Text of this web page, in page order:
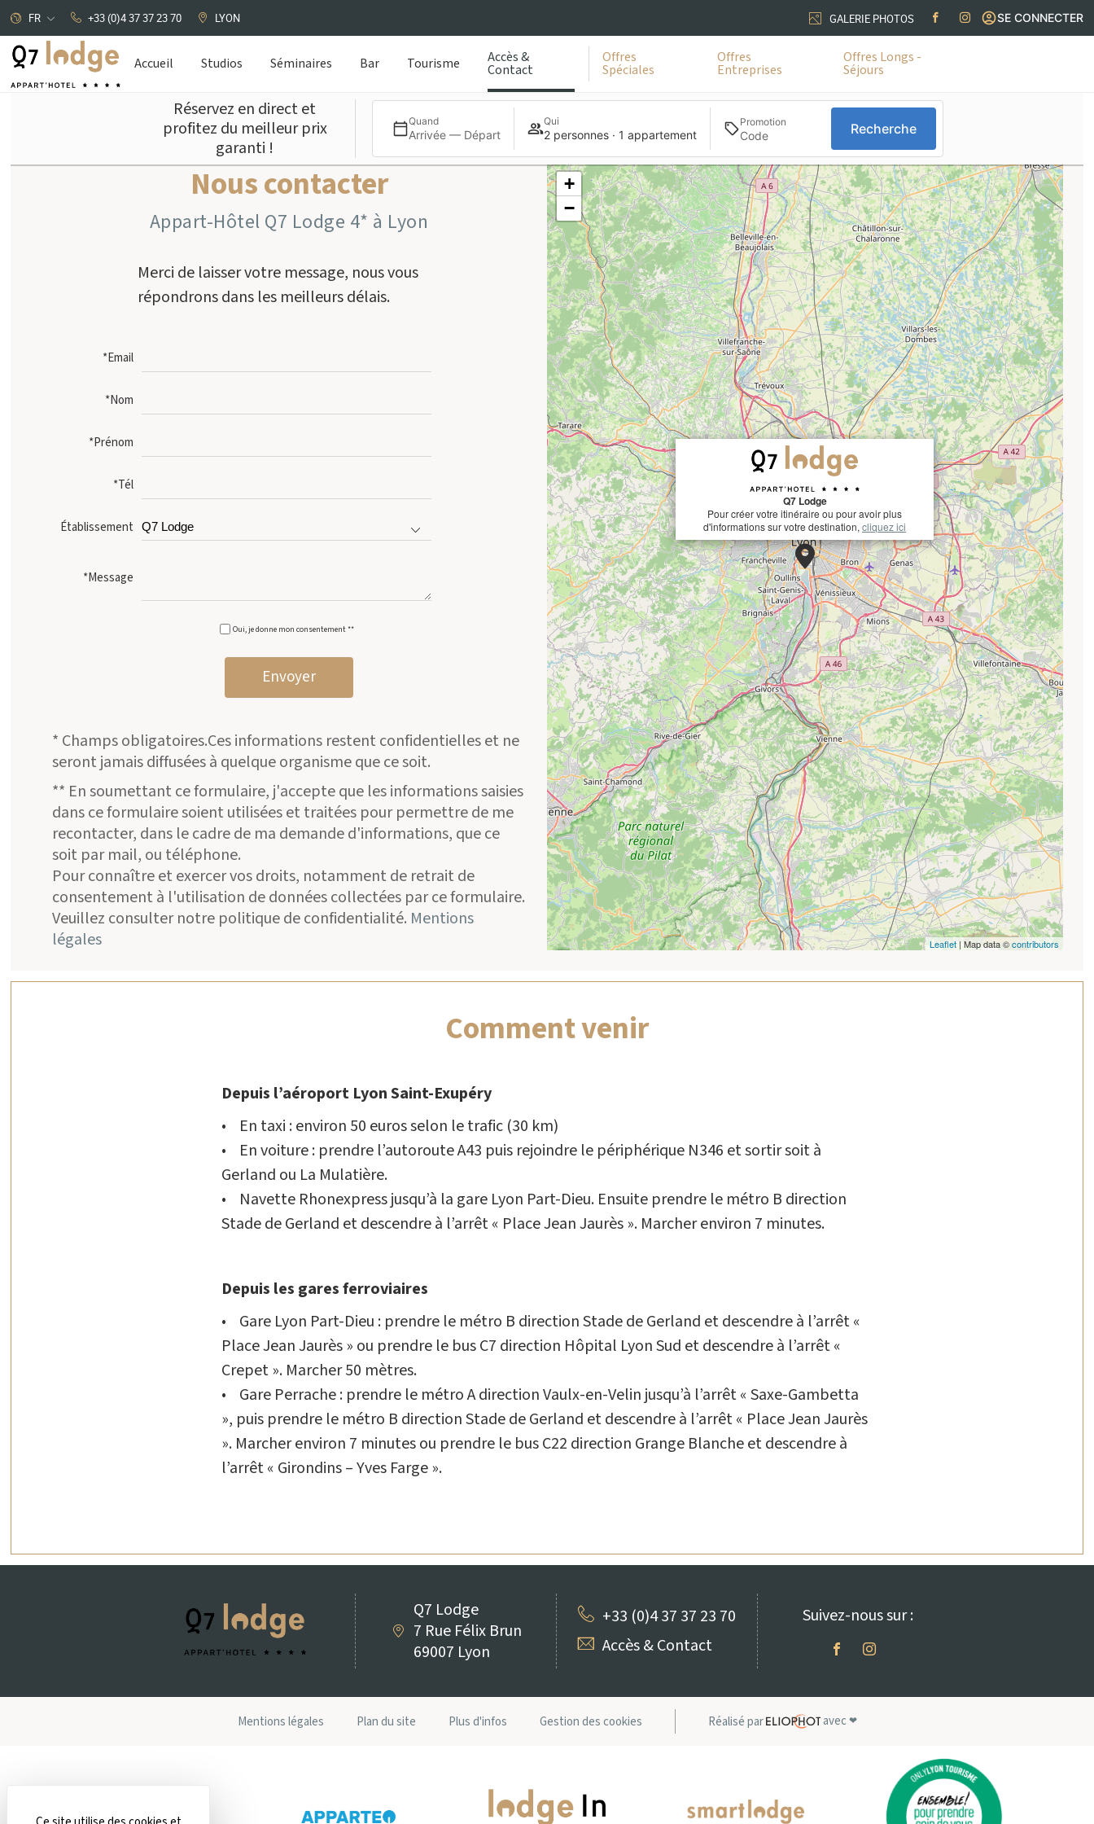
Accueil Studios Séminaires Bar Tourisme Accès &
Contact
Offres
Spéciales
Offres
Entreprises
Offres Longs -
Séjours
+33 (0)4 37 37 23 70 LYON
FR GALERIE PHOTOS SE CONNECTER
Réservez en direct et
profitez du meilleur prix
garanti !
Quand
Arrivée — Départ
Qui
2 personnes · 1 appartement
Promotion Recherche
Nous contacter
Appart-Hôtel Q7 Lodge 4* à Lyon
Merci de laisser votre message, nous vous
répondrons dans les meilleurs délais.
*Email
*Nom
*Prénom
*Tél
Établissement
*Message
Oui, je donne mon consentement **
* Champs obligatoires.Ces informations restent confidentielles et ne
seront jamais diffusées à quelque organisme que ce soit.
** En soumettant ce formulaire, j'accepte que les informations saisies
dans ce formulaire soient utilisées et traitées pour permettre de me
recontacter, dans le cadre de ma demande d'informations, que ce
soit par mail, ou téléphone.
Pour connaître et exercer vos droits, notamment de retrait de
consentement à l'utilisation de données collectées par ce formulaire.
Veuillez consulter notre politique de confidentialité. Mentions
légales
Q7 Lodge
Pour créer votre itinéraire ou pour avoir plus
d'informations sur votre destination, cliquez ici
+
−
Leaflet | Map data ©contributors
Comment venir
Depuis l’aéroport Lyon Saint-Exupéry
• En taxi : environ 50 euros selon le trafic (30 km)
• En voiture : prendre l’autoroute A43 puis rejoindre le périphérique N346 et sortir soit à
Gerland ou La Mulatière.
• Navette Rhonexpress jusqu’à la gare Lyon Part-Dieu. Ensuite prendre le métro B direction
Stade de Gerland et descendre à l’arrêt « Place Jean Jaurès ». Marcher environ 7 minutes.
Depuis les gares ferroviaires
• Gare Lyon Part-Dieu : prendre le métro B direction Stade de Gerland et descendre à l’arrêt «
Place Jean Jaurès » ou prendre le bus C7 direction Hôpital Lyon Sud et descendre à l’arrêt «
Crepet ». Marcher 50 mètres.
• Gare Perrache : prendre le métro A direction Vaulx-en-Velin jusqu’à l’arrêt « Saxe-Gambetta
», puis prendre le métro B direction Stade de Gerland et descendre à l’arrêt « Place Jean Jaurès
». Marcher environ 7 minutes ou prendre le bus C22 direction Grange Blanche et descendre à
l’arrêt « Girondins – Yves Farge ».
Q7 Lodge
7 Rue Félix Brun
69007 Lyon
+33 (0)4 37 37 23 70
Accès & Contact
Suivez-nous sur :
Mentions légales Plan du site Plus d'infos Gestion des cookies Réalisé par avec ❤